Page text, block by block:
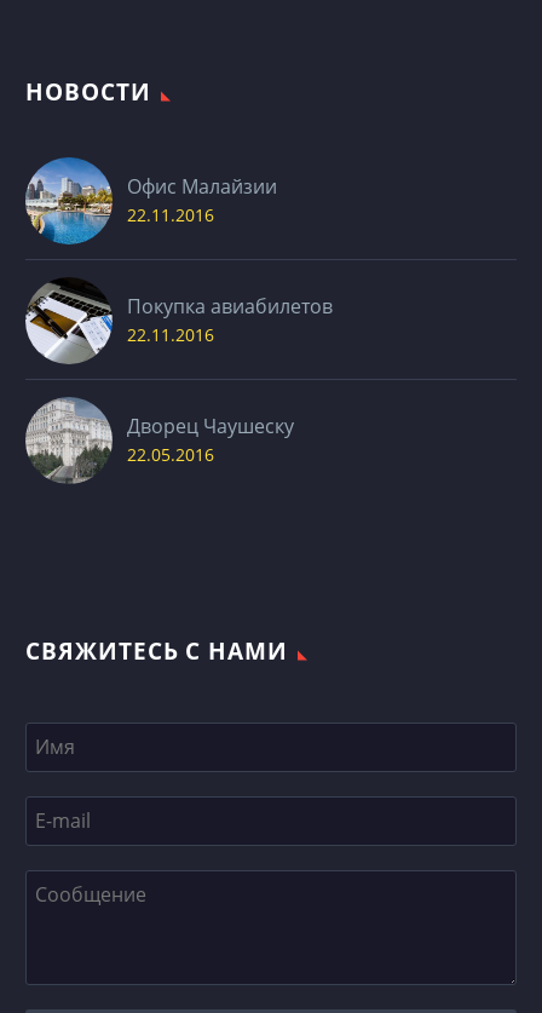
НОВОСТИ
Офис Малайзии
22.11.2016
Покупка авиабилетов
22.11.2016
Дворец Чаушеску
22.05.2016
СВЯЖИТЕСЬ С НАМИ